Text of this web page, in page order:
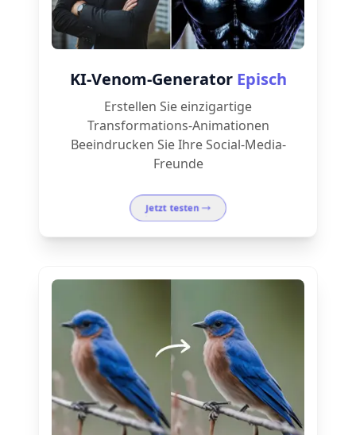
KI-Venom-Generator Episch
Erstellen Sie einzigartige
Transformations-Animationen
Beeindrucken Sie Ihre Social-Media-
Freunde
Jetzt testen